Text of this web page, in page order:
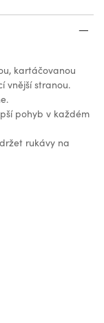
kartáčovanou
vnější stranou.
pohyb v každém
rukávy na